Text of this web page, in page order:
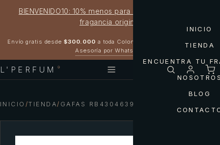
BIENVENIDO10: 10% menos para estrenar tu próxima
fragancia original
Envío gratis desde $300.000 a toda Colombia
Asesoría por WhatsApp
L'PERFUM ®
INICIO
TIENDA
ENCUENTRA TU
BLOG
INICIO /TIENDA/ GAFAS RB43046399/80 RAY-BAN